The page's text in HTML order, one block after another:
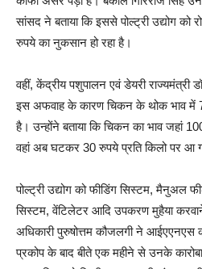
सांसद ने बताया कि इससे पोल्ट्री उद्योग को
रुपये का नुकसान हो रहा है।
वहीं, केंद्रीय पशुपालन एवं डेयरी राज्यमंत्री
इस अफवाह के कारण चिकन के थोक भाव में
है। उन्होंने बताया कि चिकन का भाव जहां
वहां अब घटकर 30 रुपये प्रति किलो पर आ
पोल्ट्री उद्योग को फीडिंग सिस्टम, मैनुअल
सिस्टम, वेंटिलेटर आदि उपकरण मुहैया
अधिकारी पुरुषोत्तम कौजलगी ने आईएएनएस
प्रकोप के बाद बीते एक महीने से उनके